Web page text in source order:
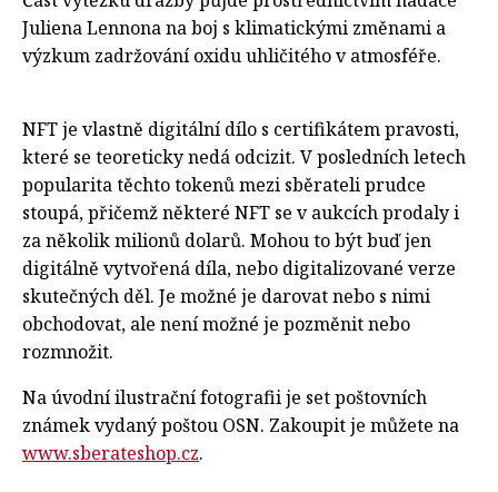
Juliena Lennona na boj s klimatickými změnami a
výzkum zadržování oxidu uhličitého v atmosféře.
NFT je vlastně digitální dílo s certifikátem pravosti,
které se teoreticky nedá odcizit. V posledních letech
popularita těchto tokenů mezi sběrateli prudce
stoupá, přičemž některé NFT se v aukcích prodaly i
za několik milionů dolarů. Mohou to být buď jen
digitálně vytvořená díla, nebo digitalizované verze
skutečných děl. Je možné je darovat nebo s nimi
obchodovat, ale není možné je pozměnit nebo
rozmnožit.
Na úvodní ilustrační fotografii je set poštovních
známek vydaný poštou OSN. Zakoupit je můžete na
www.sberateshop.cz.